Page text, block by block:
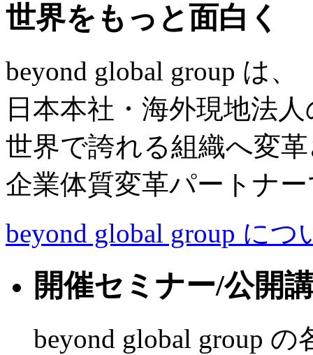
世界をもっと面白く
beyond global group は、
日本本社・海外現地法
世界で誇れる組織へ変
企業体質変革パートナ
beyond global group につ
開催セミナー/公開
beyond global group の